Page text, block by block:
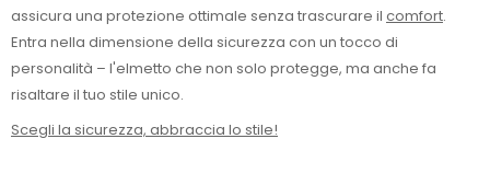
assicura una protezione ottimale senza trascurare il comfort.
Entra nella dimensione della sicurezza con un tocco di
personalità – l'elmetto che non solo protegge, ma anche fa
risaltare il tuo stile unico.
Scegli la sicurezza, abbraccia lo stile!